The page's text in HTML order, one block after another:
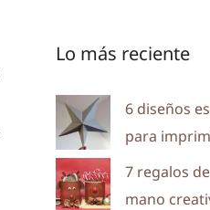
Lo más reciente
6 diseños
para
7 regalos
mano